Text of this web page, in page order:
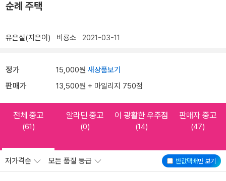
순례 주택
유은실(지은이) 비룡소 2021-03-11
정가 15,000원 새상품보기
판매가 13,500원 + 마일리지 750점
전체 중고
(61)
알라딘 중고
(0)
이 광활한 우주점
(14)
판매자 중고
(47)
반값택배만 보기
저가격순 모든 품질 등급